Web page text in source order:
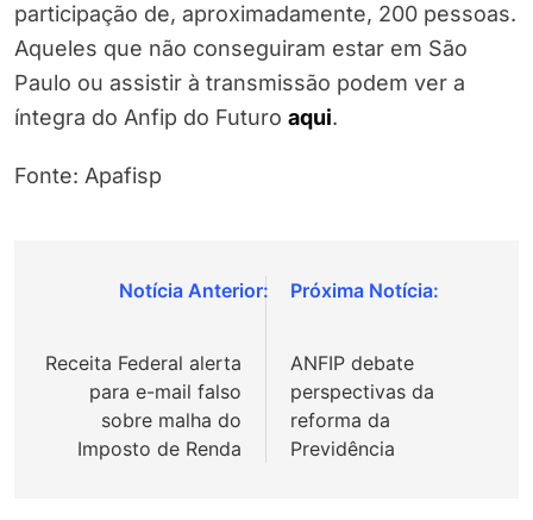
participação de, aproximadamente, 200 pessoas.
Aqueles que não conseguiram estar em São
Paulo ou assistir à transmissão podem ver a
íntegra do Anfip do Futuro aqui.
Fonte: Apafisp
Navegação
Post
Receita Federal alerta
para e-mail falso
sobre malha do
Imposto de Renda
ANFIP debate
perspectivas da
reforma da
Previdência